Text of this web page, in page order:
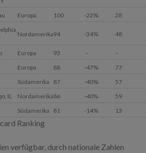
Europa 100 -22% 28
Nordamerika94 -34% 48
Europa 93 –
–
Europa 88 -47%
77
Südamerika 87 -40%
57
IL Nordamerika86 -40%
59
Südamerika 81 -14% 13
Ranking
verfügbar, durch nationale Zahlen